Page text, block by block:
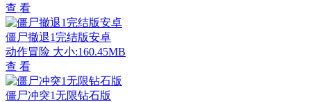
查 看
僵尸撤退1完结版安卓
动作冒险 大小:160.45MB
查 看
僵尸冲突1无限钻石版